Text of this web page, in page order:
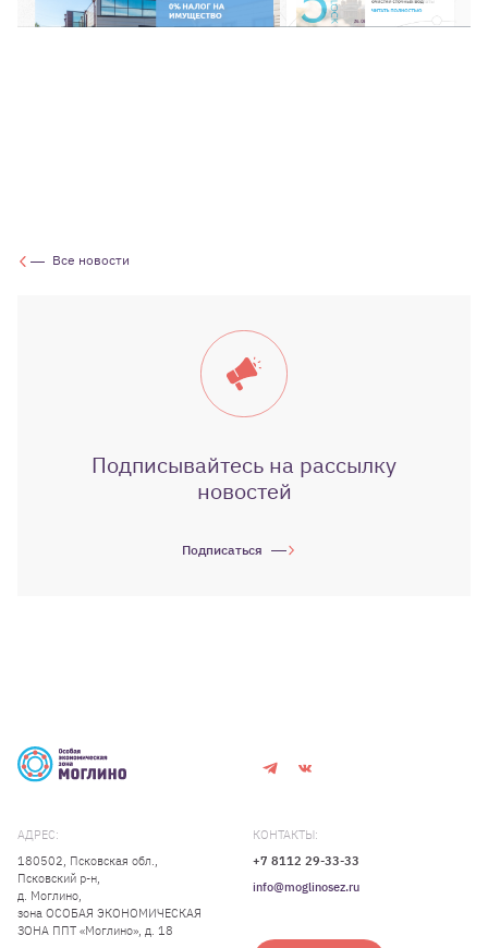
Все новости
Подписывайтесь на рассылку
новостей
Подписаться
АДРЕС:
180502, Псковская обл.,
Псковский р-н,
д. Моглино,
зона ОСОБАЯ ЭКОНОМИЧЕСКАЯ
ЗОНА ППТ «Моглино», д. 18
КОНТАКТЫ:
+7 8112 29-33-33
info@moglinosez.ru